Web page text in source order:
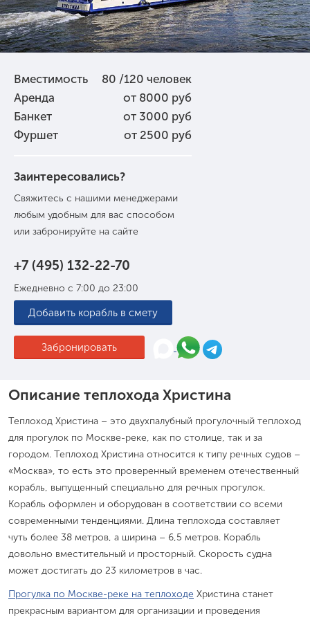
Вместимость
80 /120 человек
Аренда
от 8000 руб
Банкет
от 3000 руб
Фуршет
от 2500 руб
Заинтересовались?
Свяжитесь с нашими менеджерами
любым удобным для вас способом
или забронируйте на сайте
Забронировать
+7 (495) 132-22-70
Ежедневно с 7:00 до 23:00
Добавить корабль в смету
Описание теплохода Христина
Теплоход Христина – это двухпалубный прогулочный теплоход
для прогулок по Москве-реке, как по столице, так и за
городом. Теплоход Христина относится к типу речных судов –
«Москва», то есть это проверенный временем отечественный
корабль, выпущенный специально для речных прогулок.
Корабль оформлен и оборудован в соответствии со всеми
современными тенденциями. Длина теплохода составляет
чуть более 38 метров, а ширина – 6,5 метров. Корабль
довольно вместительный и просторный. Скорость судна
может достигать до 23 километров в час.
Прогулка по Москве-реке на теплоходе Христина станет
прекрасным вариантом для организации и проведения